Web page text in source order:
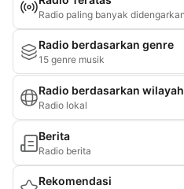
Radio paling banyak didengarkan
Radio berdasarkan genre
15 genre musik
Radio berdasarkan wilayah
Radio lokal
Berita
Radio berita
Rekomendasi